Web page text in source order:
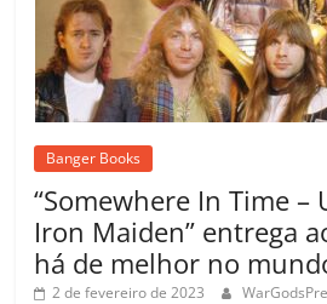
Banger Books
“Somewhere In Time –
Iron Maiden” entrega
há de melhor no
2 de fevereiro de 2023